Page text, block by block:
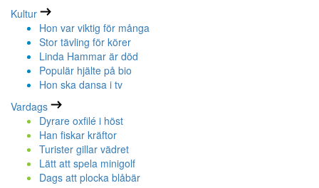
Kultur
Hon var viktig för många
Stor tävling för körer
Linda Hammar är död
Populär hjälte på bio
Hon ska dansa i tv
Vardags
Dyrare oxfilé i höst
Han fiskar kräftor
Turister gillar vädret
Lätt att spela minigolf
Dags att plocka blåbär